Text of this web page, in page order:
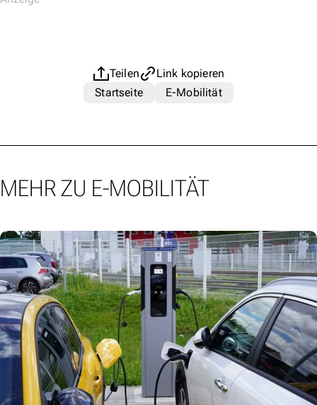
Teilen
Link kopieren
Startseite
E-Mobilität
MEHR ZU E-MOBILITÄT